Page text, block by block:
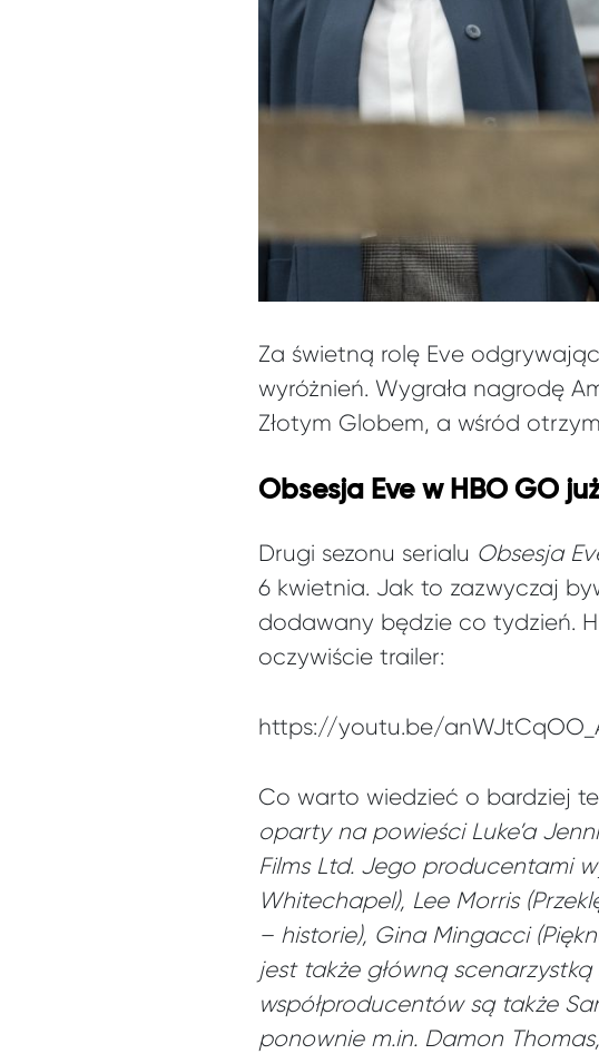
Za świetną rolę Eve
wyróżnień. Wygrała nagrodę
Złotym Globem, a wśród
Obsesja Eve w HBO GO
Drugi sezonu serialu Obsesja
6 kwietnia. Jak to zazwyczaj
dodawany będzie co tydzień.
oczywiście trailer:
https://youtu.be/
Co warto wiedzieć o bardziej
oparty na powieści Luke’a
Films Ltd. Jego producentami
Whitechapel), Lee Morris
– historie), Gina Mingacci
jest także główną scenarzystką
współproducentów są także
ponownie m.in. Damon